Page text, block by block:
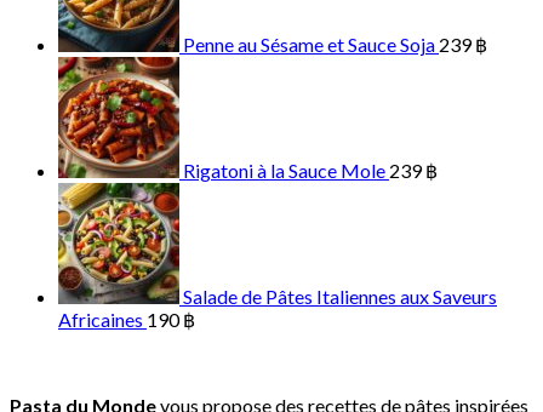
Penne au Sésame et Sauce Soja 239฿
Rigatoni à la Sauce Mole 239฿
Salade de Pâtes Italiennes aux Saveurs
Africaines 190฿
Pasta du Mondevous propose des recettes de pâtes inspirées